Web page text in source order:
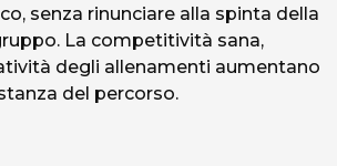
senza rinunciare alla spinta della
La competitività sana,
degli allenamenti aumentano
del percorso.